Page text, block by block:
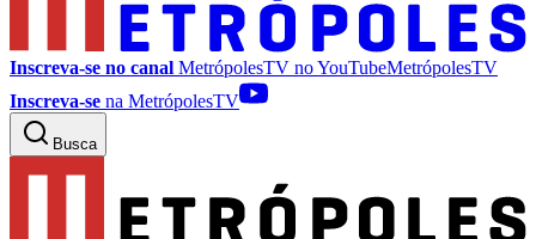
Inscreva-se no canal MetrópolesTV noYouTubeMetrópolesTV
Inscreva-se na MetrópolesTV
Busca